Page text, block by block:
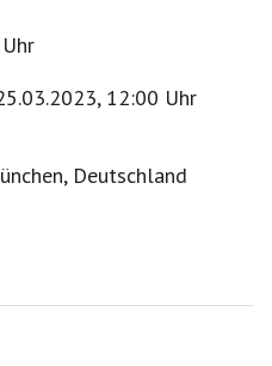
12:00 Uhr
Deutschland